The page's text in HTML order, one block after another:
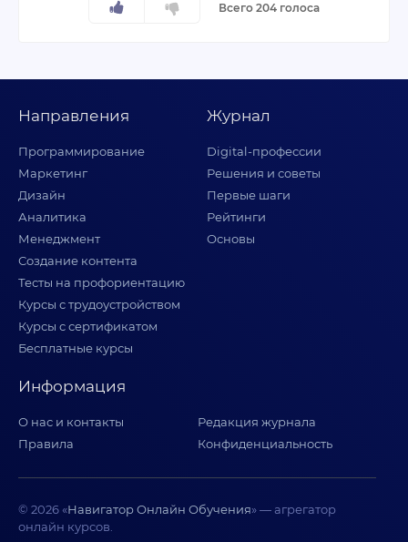
Всего 204 голоса
Направления
Программирование
Маркетинг
Дизайн
Аналитика
Менеджмент
Создание контента
Тесты на профориентацию
Курсы с трудоустройством
Курсы с сертификатом
Бесплатные курсы
Журнал
Digital-профессии
Решения и советы
Первые шаги
Рейтинги
Основы
Информация
О нас и контакты
Редакция журнала
Правила
Конфиденциальность
© 2026 «Навигатор Онлайн Обучения» — агрегатор
онлайн курсов.